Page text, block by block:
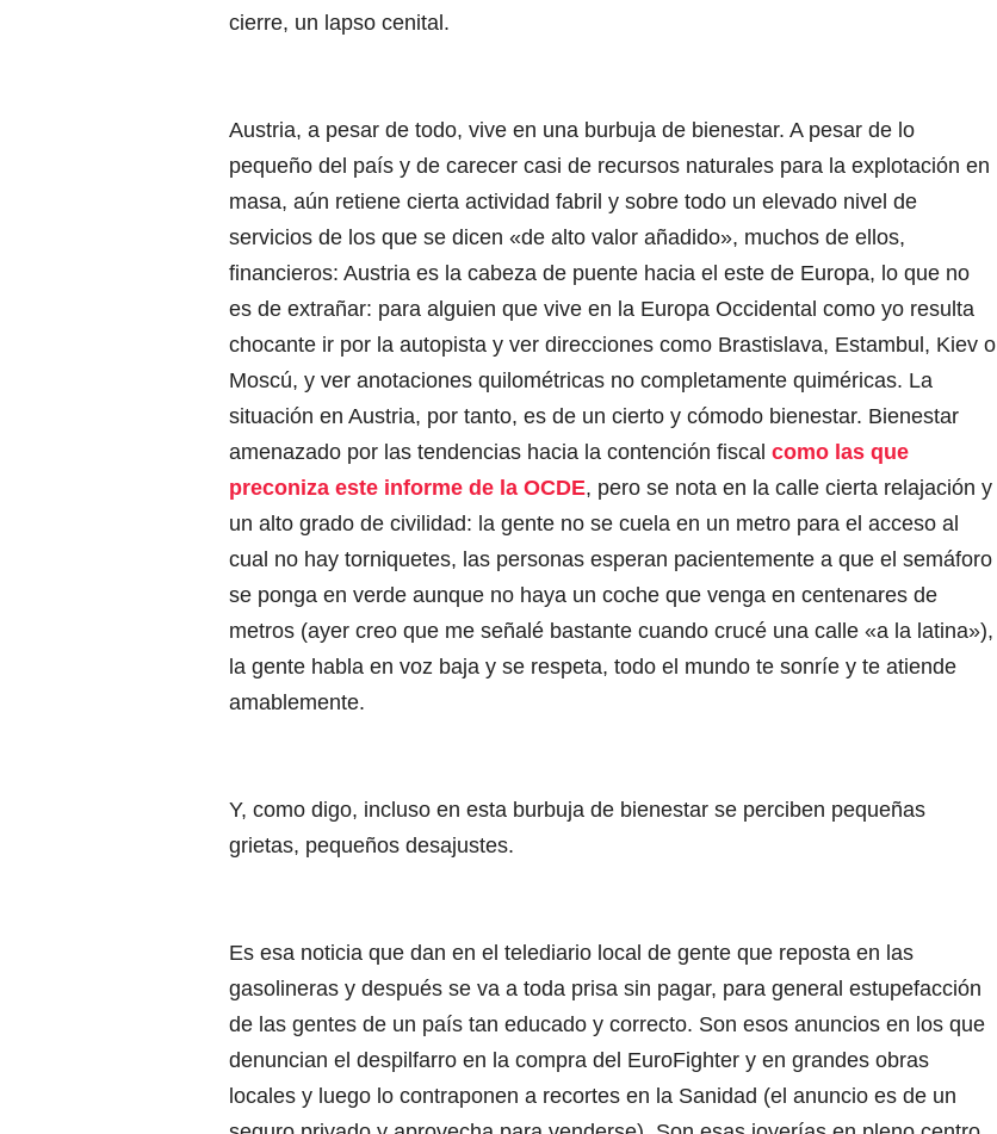
cierre, un lapso cenital.
Austria, a pesar de todo, vive en una burbuja de bienestar. A pesar de lo
pequeño del país y de carecer casi de recursos naturales para la explotación en
masa, aún retiene cierta actividad fabril y sobre todo un elevado nivel de
servicios de los que se dicen «de alto valor añadido», muchos de ellos,
financieros: Austria es la cabeza de puente hacia el este de Europa, lo que no
es de extrañar: para alguien que vive en la Europa Occidental como yo resulta
chocante ir por la autopista y ver direcciones como Brastislava, Estambul, Kiev o
Moscú, y ver anotaciones quilométricas no completamente quiméricas. La
situación en Austria, por tanto, es de un cierto y cómodo bienestar. Bienestar
amenazado por las tendencias hacia la contención fiscal como las que
preconiza este informe de la OCDE, pero se nota en la calle cierta relajación y
un alto grado de civilidad: la gente no se cuela en un metro para el acceso al
cual no hay torniquetes, las personas esperan pacientemente a que el semáforo
se ponga en verde aunque no haya un coche que venga en centenares de
metros (ayer creo que me señalé bastante cuando crucé una calle «a la latina»),
la gente habla en voz baja y se respeta, todo el mundo te sonríe y te atiende
amablemente.
Y, como digo, incluso en esta burbuja de bienestar se perciben pequeñas
grietas, pequeños desajustes.
Es esa noticia que dan en el telediario local de gente que reposta en las
gasolineras y después se va a toda prisa sin pagar, para general estupefacción
de las gentes de un país tan educado y correcto. Son esos anuncios en los que
denuncian el despilfarro en la compra del EuroFighter y en grandes obras
locales y luego lo contraponen a recortes en la Sanidad (el anuncio es de un